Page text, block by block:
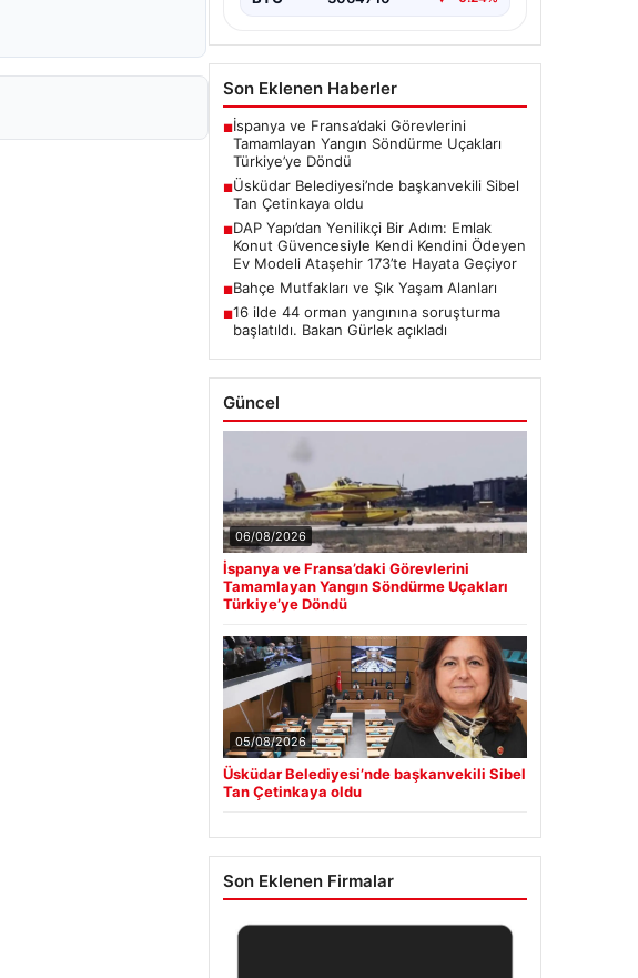
Son Eklenen Haberler
■İspanya ve Fransa’daki Görevlerini
Tamamlayan Yangın Söndürme Uçakları
Türkiye’ye Döndü
■Üsküdar Belediyesi’nde başkanvekili Sibel
Tan Çetinkaya oldu
■DAP Yapı’dan Yenilikçi Bir Adım: Emlak
Konut Güvencesiyle Kendi Kendini Ödeyen
Ev Modeli Ataşehir 173’te Hayata Geçiyor
■Bahçe Mutfakları ve Şık Yaşam Alanları
■16 ilde 44 orman yangınına soruşturma
başlatıldı. Bakan Gürlek açıkladı
Güncel
06/08/2026
İspanya ve Fransa’daki Görevlerini
Tamamlayan Yangın Söndürme Uçakları
Türkiye’ye Döndü
05/08/2026
Üsküdar Belediyesi’nde başkanvekili Sibel
Tan Çetinkaya oldu
Son Eklenen Firmalar